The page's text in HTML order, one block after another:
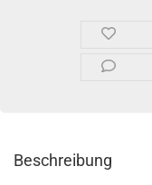
Beschreibung